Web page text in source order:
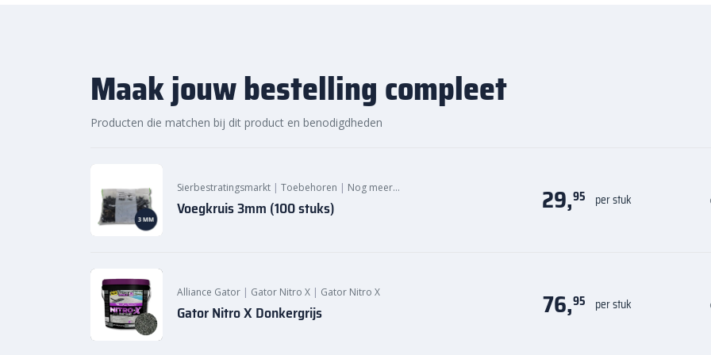
Maak jouw bestelling compleet
Producten die matchen bij dit product en benodigdheden
Sierbestratingsmarkt | Toebehoren | Nog meer…
Voegkruis 3mm (100 stuks) 29,95 per stuk
Alliance Gator | Gator Nitro X | Gator Nitro X
Gator Nitro X Donkergrijs 76,95 per stuk